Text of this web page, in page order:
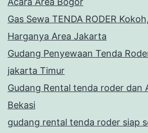
Gas Sewa TENDA RODER
Harganya Area Jakarta
Gudang Penyewaan Tenda
jakarta Timur
Gudang Rental tenda roder dan
Bekasi
gudang rental tenda roder siap